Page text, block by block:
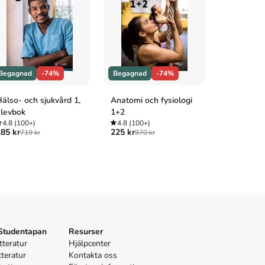
-74%
och sjukvård 1,
4.8(100+)
kr719 kr
Begagnad -74%
Anatomi och fysiologi
1+2
4.8 (100+)
225 kr870 kr
Resurser
Hjälpcenter
Kontakta oss